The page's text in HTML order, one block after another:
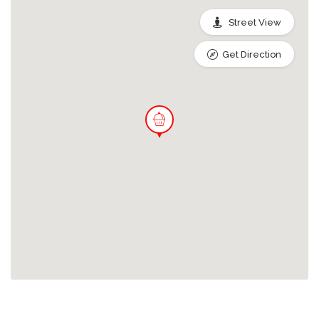
Street View
Get Direction